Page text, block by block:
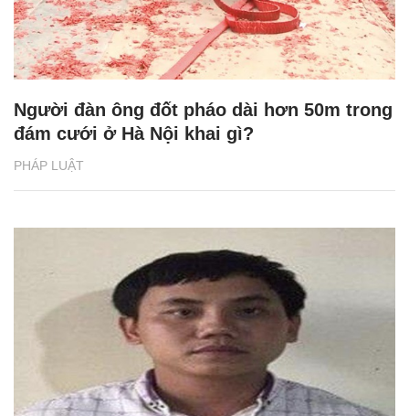
PHÁP LUẬT
Người đàn ông đốt pháo dài hơn 50m trong
đám cưới ở Hà Nội khai gì?